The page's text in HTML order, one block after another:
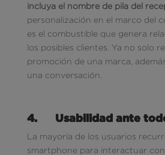
incluya el nombre de pila del
personalización en el marco del
es el combustible que genera
los posibles clientes. Ya no solo
promoción de una marca,
una conversación.
4. Usabilidad ante
La mayoría de los usuarios
smartphone para interactuar